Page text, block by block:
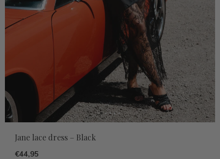
Jane lace dress – Black
€44,95